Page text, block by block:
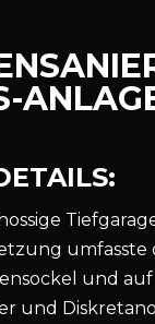
ETAILS:
und
und